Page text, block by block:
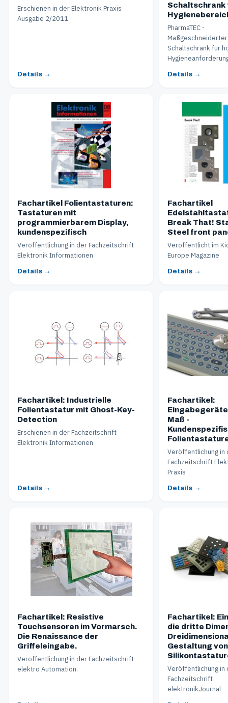
Erschienen in der Elektronik Praxis
Ausgabe 2/2011
Details →
Schaltschrank
PharmaTEC -
Maßgeschneiderter
Schaltschrank für
Details →
Fachartikel Folientastaturen:
Tastaturen mit
programmierbarem Display,
kundenspezifisch
Veröffentlichung in der Fachzeitschrift
Elektronik Informationen
Details →
Fachartikel
Break That!
Steel front
Veröffentlicht im
Europe Magazine
Details →
Fachartikel: Industrielle
Folientastatur mit Ghost-Key-
Detection
Erschienen in der Fachzeitschrift
Elektronik Informationen
Details →
Fachartikel:
Maß -
Veröffentlichung in
Fachzeitschrift
Praxis
Details →
Fachartikel: Resistive
Touchsensoren im Vormarsch.
Die Renaissance der
Griffeleingabe.
Veröffentlichung in der Fachzeitschrift
elektro Automation.
Fachartikel:
die dritte
Gestaltung von
Veröffentlichung in
Fachzeitschrift
elektronikJournal